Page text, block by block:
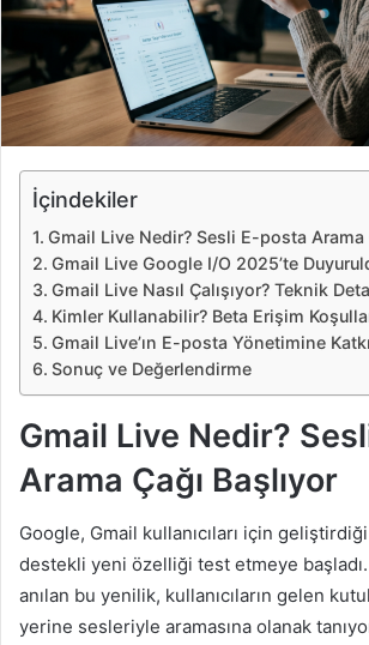
t
a
ö
n
m
e
İçindekiler
Gmail Live Nedir? Sesli E-posta Arama
Gmail Live Google I/O 2025’te
Gmail Live Nasıl Çalışıyor? Teknik
Kimler Kullanabilir? Beta Erişim
Gmail Live’ın E-posta Yönetimine
Sonuç ve Değerlendirme
Gmail Live Nedir?
Arama Çağı Başlıyor
Google, Gmail kullanıcıları için
destekli yeni özelliği test etmeye başladı.
anılan bu yenilik, kullanıcıların gelen
yerine sesleriyle aramasına olanak